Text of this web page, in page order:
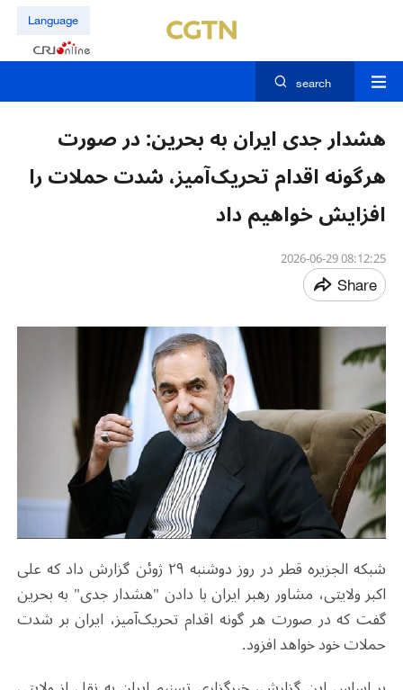
Language
search
هشدار جدی ایران به بحرین: در صورت
هرگونه اقدام تحریک‌آمیز، شدت حملات را
افزایش خواهیم داد
08:12:25 2026-06-29
Share
شبکه الجزیره قطر در روز دوشنبه ۲۹ ژوئن گزارش داد که علی
اکبر ولایتی، مشاور رهبر ایران با دادن "هشدار جدی" به بحرین
گفت که در صورت هر گونه اقدام تحریک‌آمیز، ایران بر شدت
حملات خود خواهد افزود.